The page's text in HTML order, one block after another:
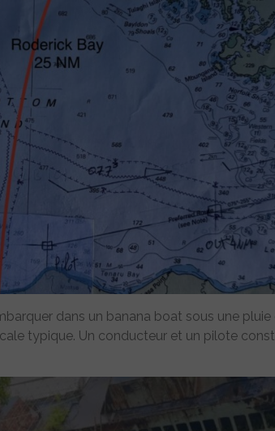
dans un banana boat sous une pluie
typique. Un conducteur et un pilote